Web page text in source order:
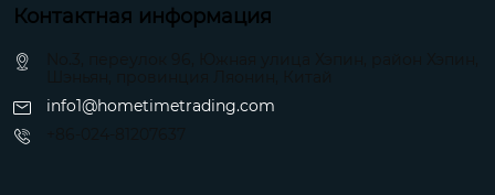
Контактная информация
info1@hometimetrading.com